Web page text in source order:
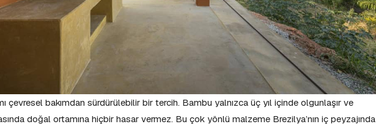
çevresel bakımdan sürdürülebilir bir tercih. Bambu yalnızca üç yıl içinde olgunlaşır ve
doğal ortamına hiçbir hasar vermez. Bu çok yönlü malzeme Brezilya’nın iç peyzajında